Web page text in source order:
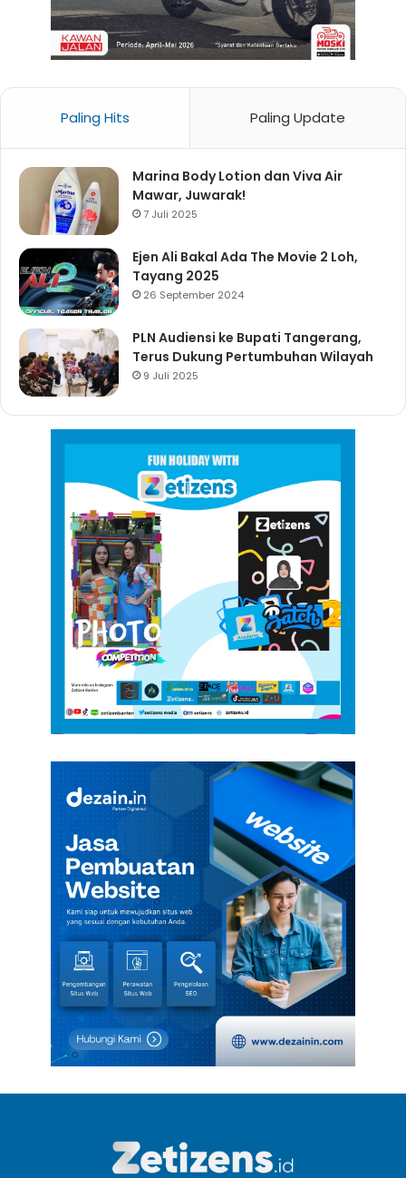
Paling Hits Paling Update
Marina Body Lotion dan Viva Air
Mawar, Juwarak!
7 Juli 2025
Ejen Ali Bakal Ada The Movie 2 Loh,
Tayang 2025
26 September 2024
PLN Audiensi ke Bupati Tangerang,
Terus Dukung Pertumbuhan Wilayah
9 Juli 2025